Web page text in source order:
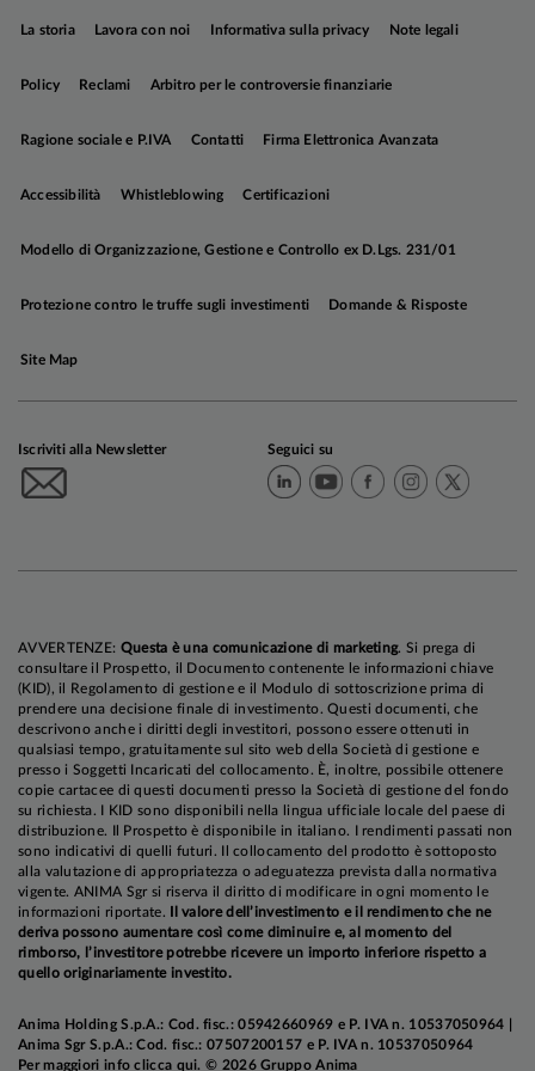
rialzi entro fine anno, dai 14bp di tagli del 27
pressioni di poco inferiori rispetto a quelli
mentre i titoli di Stato italiani hanno continuato a
beneficiare di una domanda sostenuta: il
innescato una compressione dello spread contro
82bp. Performancepositive per le obbligazioni
elevato e di una decisa compressione degli
dei rendimenti governativi.
In netto rialzo i listini azionari globali,nonostante
i timori di possibili ripercussioni di matrice
stagflazionistica del conflitto in Iran e la drastica
revisione delle attese sulla politica monetaria. Gli
indici dei Paesi Emergenti hanno offerto ritorni
superiori a quelli dei paesi sviluppati, e fra questi
ultimi si sono distinti nuovamente in positivo i
stagione delle trimestrali a dir poco brillante:
La storia Lavora con noi Informativa sulla privacy Note legali
Policy Reclami Arbitro per le controversie finanziarie
Ragione sociale e P.IVA Contatti Firma Elettronica Avanzata
Accessibilità Whistleblowing Certificazioni
Modello di Organizzazione, Gestione e Controllo ex D.Lgs. 231/01
Protezione contro le truffe sugli investimenti Domande & Risposte
Site Map
Iscriviti alla Newsletter Seguici su
AVVERTENZE: Questa è una comunicazione di marketing. Si prega di
consultare il Prospetto, il Documento contenente le informazioni chiave
(KID), il Regolamento di gestione e il Modulo di sottoscrizione prima di
prendere una decisione finale di investimento. Questi documenti, che
descrivono anche i diritti degli investitori, possono essere ottenuti in
qualsiasi tempo, gratuitamente sul sito web della Società di gestione e
presso i Soggetti Incaricati del collocamento. È, inoltre, possibile ottenere
copie cartacee di questi documenti presso la Società di gestione del fondo
su richiesta. I KID sono disponibili nella lingua ufficiale locale del paese di
distribuzione. Il Prospetto è disponibile in italiano. I rendimenti passati non
sono indicativi di quelli futuri. Il collocamento del prodotto è sottoposto
alla valutazione di appropriatezza o adeguatezza prevista dalla normativa
vigente. ANIMA Sgr si riserva il diritto di modificare in ogni momento le
informazioni riportate.
Il valore dell’investimento e il rendimento che ne
deriva possono aumentare così come diminuire e, al momento del
rimborso, l’investitore potrebbe ricevere un importo inferiore rispetto a
quello originariamente investito.
Anima Holding S.p.A.: Cod. fisc.: 05942660969 e P. IVA n. 10537050964 |
Anima Sgr S.p.A.: Cod. fisc.: 07507200157 e P. IVA n. 10537050964
Per maggiori infoclicca qui. © 2026 Gruppo Anima